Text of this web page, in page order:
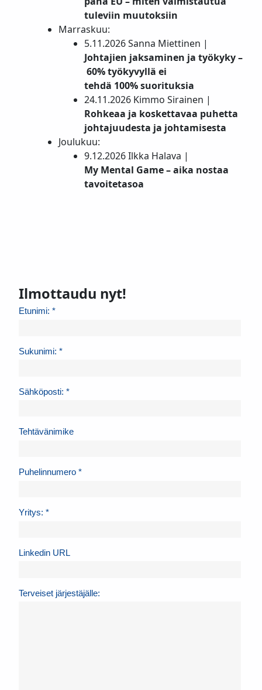
tuleviin muutoksiin
Marraskuu:
5.11.2026 Sanna Miettinen |
Johtajien jaksaminen ja työkyky –
60% työkyvyllä ei
tehdä 100% suorituksia
24.11.2026 Kimmo Sirainen |
Rohkeaa ja koskettavaa puhetta
johtajuudesta ja johtamisesta
Joulukuu:
9.12.2026 Ilkka Halava |
My Mental Game – aika nostaa
tavoitetasoa
Ilmottaudu nyt!